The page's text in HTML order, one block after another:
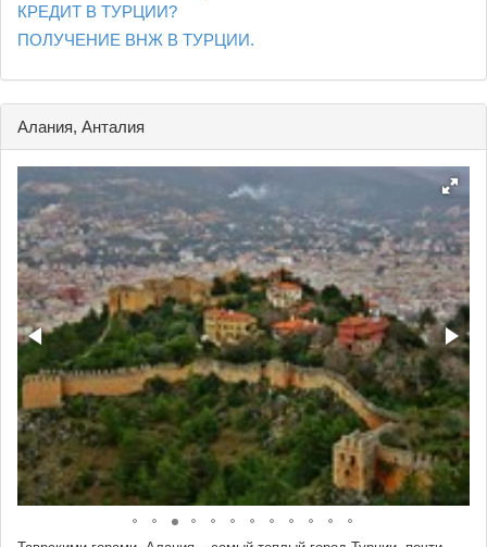
КРЕДИТ В ТУРЦИИ?
ПОЛУЧЕНИЕ ВНЖ В ТУРЦИИ.
Алания, Анталия